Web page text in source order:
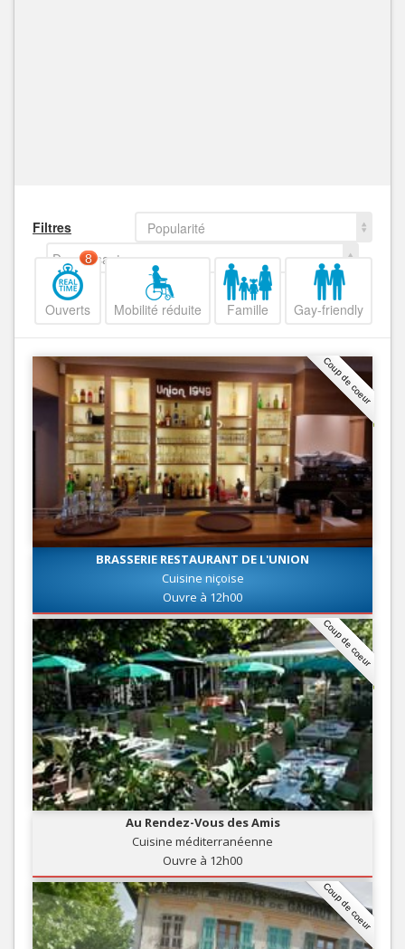
Filtres
Popularité
Decroissant
Ouverts
8
Mobilité réduite Famille Gay-friendly
Coup de coeur
BRASSERIE RESTAURANT DE L'UNION
Cuisine niçoise
Ouvre à 12h00
Coup de coeur
Au Rendez-Vous des Amis
Cuisine méditerranéenne
Ouvre à 12h00
Coup de coeur